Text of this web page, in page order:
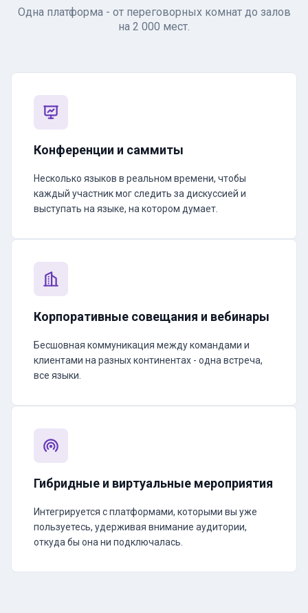
Одна платформа - от переговорных комнат до залов
на 2 000 мест.
Конференции и саммиты
Несколько языков в реальном времени, чтобы
каждый участник мог следить за дискуссией и
выступать на языке, на котором думает.
Корпоративные совещания и вебинары
Бесшовная коммуникация между командами и
клиентами на разных континентах - одна встреча,
все языки.
Гибридные и виртуальные мероприятия
Интегрируется с платформами, которыми вы уже
пользуетесь, удерживая внимание аудитории,
откуда бы она ни подключалась.